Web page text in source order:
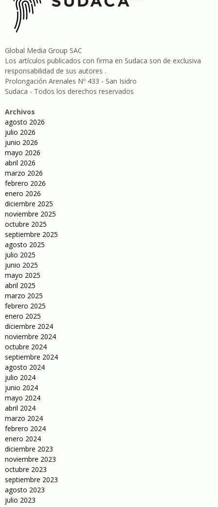
Global Media Group SAC
Los artículos publicados con firma en Sudaca son de exclusiva
responsabilidad de sus autores .
Prolongación Arenales Nº 433 - San Isidro
Sudaca - Todos los derechos reservados
Archivos
agosto 2026
julio 2026
junio 2026
mayo 2026
abril 2026
marzo 2026
febrero 2026
enero 2026
diciembre 2025
noviembre 2025
octubre 2025
septiembre 2025
agosto 2025
julio 2025
junio 2025
mayo 2025
abril 2025
marzo 2025
febrero 2025
enero 2025
diciembre 2024
noviembre 2024
octubre 2024
septiembre 2024
agosto 2024
julio 2024
junio 2024
mayo 2024
abril 2024
marzo 2024
febrero 2024
enero 2024
diciembre 2023
noviembre 2023
octubre 2023
septiembre 2023
agosto 2023
julio 2023